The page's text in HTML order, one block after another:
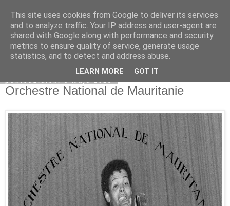
Na obrzeżach
Orchestre National de Mauritanie
This site uses cookies from Google to deliver its services
and to analyze traffic. Your IP address and user-agent are
shared with Google along with performance and security
metrics to ensure quality of service, generate usage
statistics, and to detect and address abuse.
LEARN MORE GOT IT